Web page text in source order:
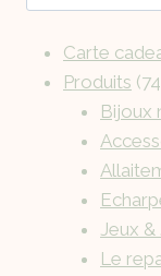
Carte
Produits 74
Bijoux
Jeux
Le